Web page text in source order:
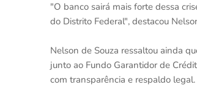
"O banco sairá mais forte dessa
do Distrito Federal", destacou
Nelson de Souza ressaltou ainda
junto ao Fundo Garantidor de
com transparência e respaldo legal.